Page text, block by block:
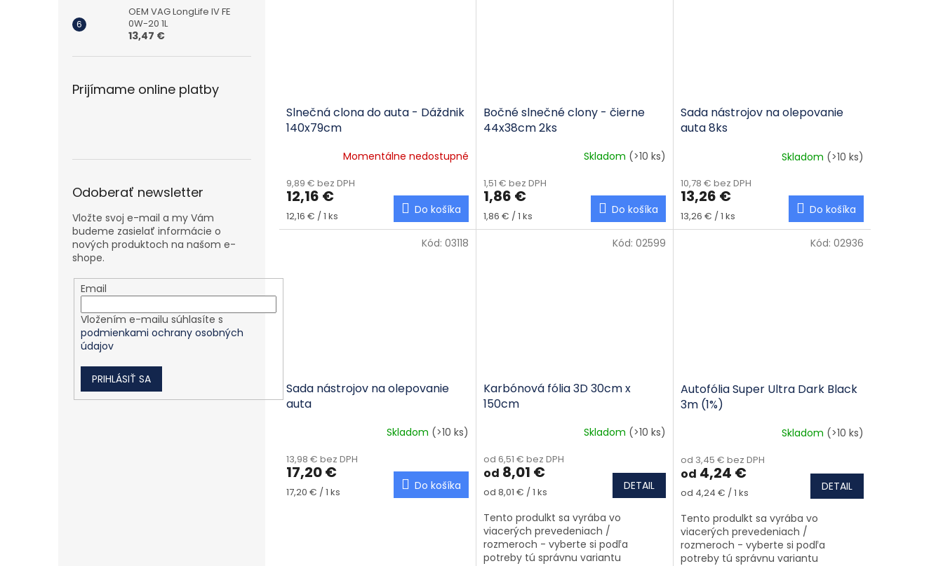
OEM VAG LongLife IV FE
0W-20 1L
13,47 €
Prijímame online platby
Odoberať newsletter
Vložte svoj e-mail a my Vám
budeme zasielať informácie o
nových produktoch na našom e-
shope.
Email
Vložením e-mailu súhlasíte s
podmienkami ochrany osobných
údajov
PRIHLÁSIŤ SA
Slnečná clona do auta - Dáždnik
140x79cm
Momentálne nedostupné
9,89 € bez DPH
12,16 €
Jednotková cena:
12,16 € / 1 ks Do košíka
Bočné slnečné clony - čierne
44x38cm 2ks
Skladom (>10 ks)
1,51 € bez DPH
1,86 €
Jednotková cena:
1,86 € / 1 ks Do košíka
Sada nástrojov na olepovanie
auta 8ks
Skladom (>10 ks)
10,78 € bez DPH
13,26 €
Jednotková cena:
13,26 € / 1 ks Do košíka
Sada nástrojov na olepovanie
auta
Skladom (>10 ks)
13,98 € bez DPH
17,20 €
Jednotková cena:
17,20 € / 1 ks Do košíka
Kód: 03118
Karbónová fólia 3D 30cm x
150cm
Skladom (>10 ks)
od 6,51 € bez DPH
od 8,01 €
Jednotková cena:
od 8,01 € / 1 ks DETAIL
Tento produlkt sa vyrába vo
viacerých prevedeniach /
rozmeroch - vyberte si podľa
potreby tú správnu variantu
Kód: 02599
Autofólia Super Ultra Dark Black
3m (1%)
Skladom (>10 ks)
od 3,45 € bez DPH
od 4,24 €
Jednotková cena:
od 4,24 € / 1 ks DETAIL
Tento produlkt sa vyrába vo
viacerých prevedeniach /
rozmeroch - vyberte si podľa
potreby tú správnu variantu
Kód: 02936